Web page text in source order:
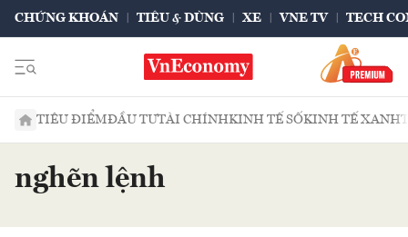
CHỨNG KHOÁN TIÊU & DÙNG XE VNE TV TECH
TIÊU ĐIỂMĐẦU TƯTÀI CHÍNHKINH TẾ SỐKINH TẾ XANH
nghẽn lệnh